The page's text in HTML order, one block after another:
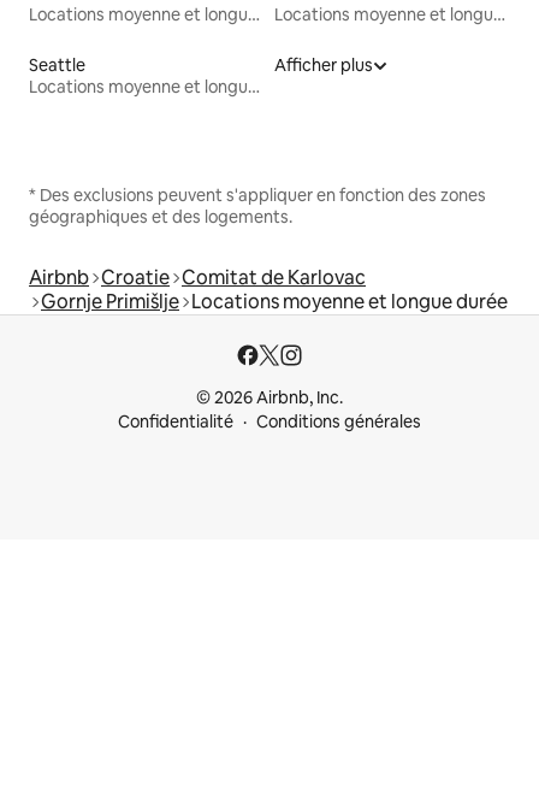
Locations moyenne et longue durée
Locations moyenne et longue durée
Seattle
Locations moyenne et longue durée
Afficher plus
* Des exclusions peuvent s'appliquer en fonction des zones
géographiques et des logements.
Airbnb Croatie Comitat de Karlovac
Gornje Primišlje Locations moyenne et longue durée
© 2026 Airbnb, Inc.
Confidentialité
Conditions générales